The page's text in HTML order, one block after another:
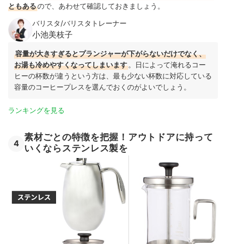
ともあるので、あわせて確認しておきましょう。
バリスタ/バリスタトレーナー
小池美枝子
容量が大きすぎるとプランジャーが下がらないだけでなく、
お湯も冷めやすくなってしまいます 。日によって淹れるコー
ヒーの杯数が違うという方は、最も少ない杯数に対応している
容量のコーヒープレスを選んでおくのがよいでしょう。
ランキングを見る
4
素材ごとの特徴を把握！アウトドアに持って
いくならステンレス製を